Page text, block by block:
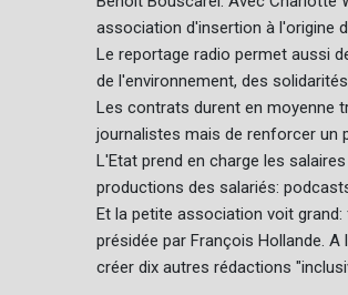
association d'insertion à l'origine
Le reportage radio permet aussi
de l'environnement, des
Les contrats durent en moyenne
journalistes mais de renforcer un
L'Etat prend en charge les
productions des salariés:
Et la petite association voit
présidée par François Hollande.
créer dix autres rédactions